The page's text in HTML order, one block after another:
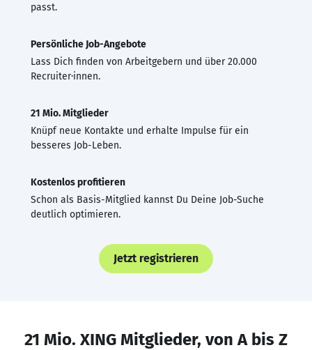
passt.
Persönliche Job-Angebote
Lass Dich finden von Arbeitgebern und über 20.000
Recruiter·innen.
21 Mio. Mitglieder
Knüpf neue Kontakte und erhalte Impulse für ein
besseres Job-Leben.
Kostenlos profitieren
Schon als Basis-Mitglied kannst Du Deine Job-Suche
deutlich optimieren.
Jetzt registrieren
21 Mio. XING Mitglieder, von A bis Z